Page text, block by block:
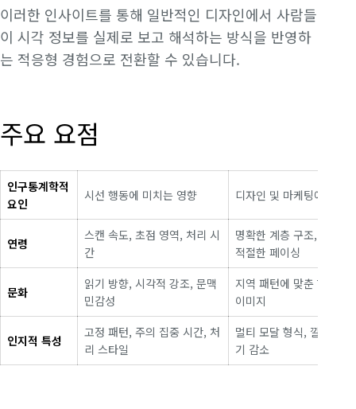
이러한 인사이트를 통해 일반적인 디자인에서 사람들
이 시각 정보를 실제로 보고 해석하는 방식을 반영하
는 적응형 경험으로 전환할 수 있습니다.
주요 요점
인구통계학적
요인
시선 행동에 미치는 영향 디자인 및 마케팅에 대한
연령
스캔 속도, 초점 영역, 처리 시
간
명확한 계층 구조, 간소화
적절한 페이싱
문화
읽기 방향, 시각적 강조, 문맥
민감성
지역 패턴에 맞춘 현지화
이미지
인지적 특성
고정 패턴, 주의 집중 시간, 처
리 스타일
멀티 모달 형식, 깔끔한
기 감소